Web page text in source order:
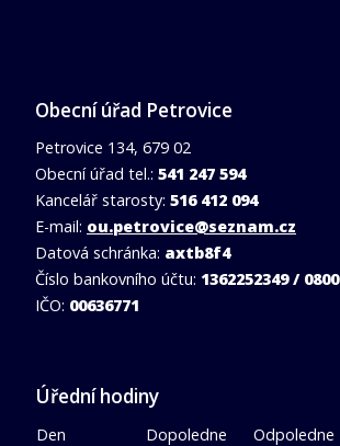
Obecní úřad Petrovice
Petrovice 134, 679 02
Obecní úřad tel.: 541 247 594
Kancelář starosty: 516 412 094
E-mail: ou.petrovice@seznam.cz
Datová schránka: axtb8f4
Číslo bankovního účtu: 1362252349 / 0800
IČO: 00636771
Úřední hodiny
Den Dopoledne
Odpoledne